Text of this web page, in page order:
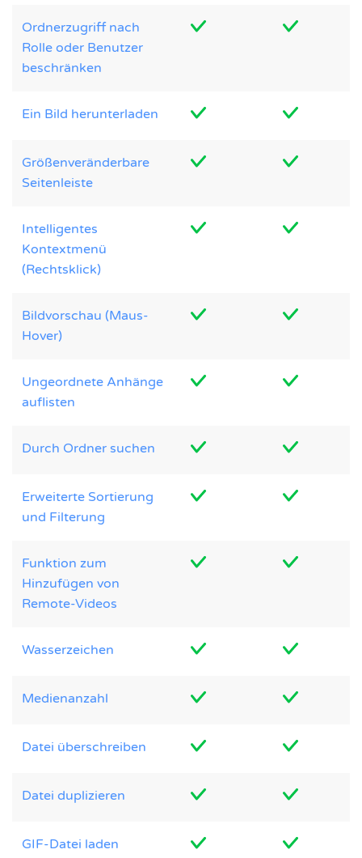
Ordnerzugriff nach
Rolle oder Benutzer
beschränken
Ein Bild herunterladen
Größenveränderbare
Seitenleiste
Intelligentes
Kontextmenü
(Rechtsklick)
Bildvorschau (Maus-
Hover)
Ungeordnete Anhänge
auflisten
Durch Ordner suchen
Erweiterte Sortierung
und Filterung
Funktion zum
Hinzufügen von
Remote-Videos
Wasserzeichen
Medienanzahl
Datei überschreiben
Datei duplizieren
GIF-Datei laden